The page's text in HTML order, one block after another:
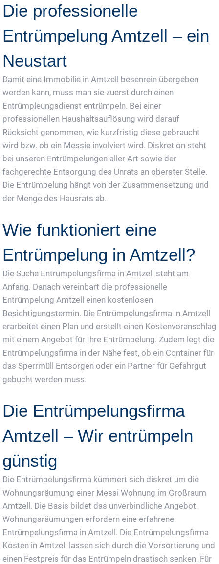
Die professionelle
Entrümpelung Amtzell – ein
Neustart
Damit eine Immobilie in Amtzell besenrein übergeben
werden kann, muss man sie zuerst durch einen
Entrümpleungsdienst entrümpeln. Bei einer
professionellen Haushaltsauflösung wird darauf
Rücksicht genommen, wie kurzfristig diese gebraucht
wird bzw. ob ein Messie involviert wird. Diskretion steht
bei unseren Entrümpelungen aller Art sowie der
fachgerechte Entsorgung des Unrats an oberster Stelle.
Die Entrümpelung hängt von der Zusammensetzung und
der Menge des Hausrats ab.
Wie funktioniert eine
Entrümpelung in Amtzell?
Die Suche Entrümpelungsfirma in Amtzell steht am
Anfang. Danach vereinbart die professionelle
Entrümpelung Amtzell einen kostenlosen
Besichtigungstermin. Die Entrümpelungsfirma in Amtzell
erarbeitet einen Plan und erstellt einen Kostenvoranschlag
mit einem Angebot für Ihre Entrümpelung. Zudem legt die
Entrümpelungsfirma in der Nähe fest, ob ein Container für
das Sperrmüll Entsorgen oder ein Partner für Gefahrgut
gebucht werden muss.
Die Entrümpelungsfirma
Amtzell – Wir entrümpeln
günstig
Die Entrümpelungsfirma kümmert sich diskret um die
Wohnungsräumung einer Messi Wohnung im Großraum
Amtzell. Die Basis bildet das unverbindliche Angebot.
Wohnungsräumungen erfordern eine erfahrene
Entrümpelungsfirma in Amtzell. Die Entrümpelungsfirma
Kosten in Amtzell lassen sich durch die Vorsortierung und
einen Festpreis für das Entrümpeln drastisch senken. Für